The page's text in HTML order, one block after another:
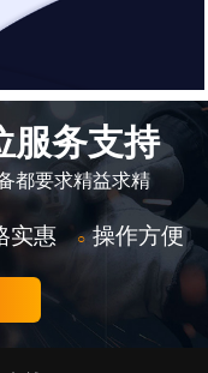
服务支持
都要求精益求精
实惠 ○ 操作方便